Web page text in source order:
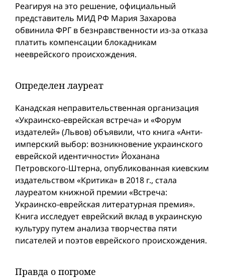
Реагируя на это решение, официальный
представитель МИД РФ Мария Захарова
обвинила ФРГ в безнравственности из-за отказа
платить компенсации блокадникам
нееврейского происхождения.
Определен лауреат
Канадская неправительственная организация
«Украинско-еврейская встреча» и «Форум
издателей» (Львов) объявили, что книга «Анти-
имперский выбор: возникновение украинского
еврейской идентичности» Йоханана
Петровского-Штерна, опубликованная киевским
издательством «Критика» в 2018 г., стала
лауреатом книжной премии «Встреча:
Украинско-еврейская литературная премия».
Книга исследует еврейский вклад в украинскую
культуру путем анализа творчества пяти
писателей и поэтов еврейского происхождения.
Правда о погроме